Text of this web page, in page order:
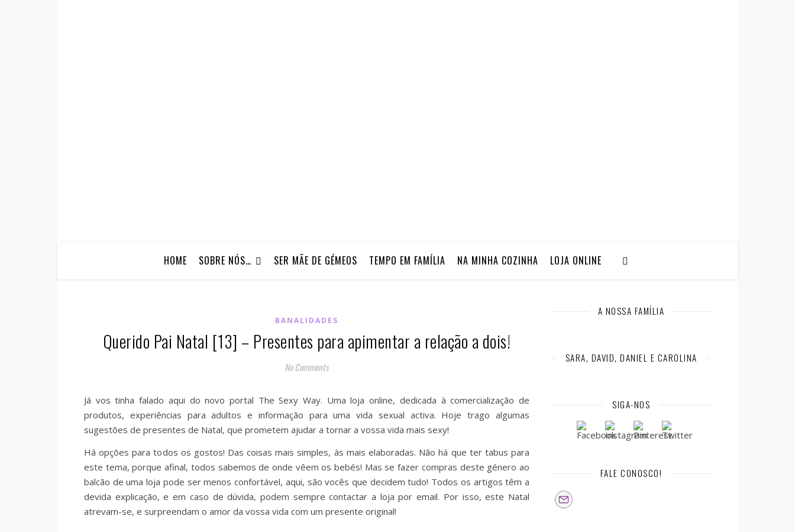
HOME SOBRE NÓS… SER MÃE DE GÉMEOS TEMPO EM FAMÍLIA NA MINHA COZINHA LOJA ONLINE
BANALIDADES
Querido Pai Natal [13] – Presentes para apimentar a relação a dois!
No Comments
Já vos tinha falado aqui do novo portal The Sexy Way. Uma loja online, dedicada à comercialização de
produtos, experiências para adultos e informação para uma vida sexual activa. Hoje trago algumas
sugestões de presentes de Natal, que prometem ajudar a tornar a vossa vida mais sexy!
Há opções para todos os gostos! Das coisas mais simples, às mais elaboradas. Não há que ter tabus para
este tema, porque afinal, todos sabemos de onde vêem os bebés! Mas se fazer compras deste género ao
balcão de uma loja pode ser menos confortável, aqui, são vocês que decidem tudo! Todos os artigos têm a
devida explicação, e em caso de dúvida, podem sempre contactar a loja por email. Por isso, este Natal
atrevam-se, e surpreendam o amor da vossa vida com um presente original!
A NOSSA FAMÍLIA
SARA, DAVID, DANIEL E CAROLINA
SIGA-NOS
FALE CONOSCO!